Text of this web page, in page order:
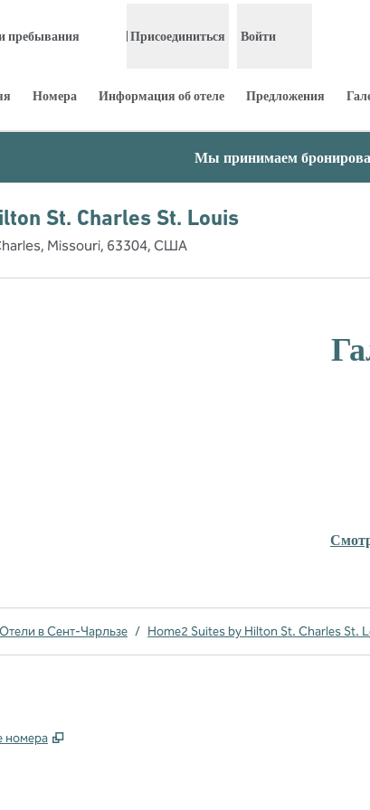
пребывания Присоединиться Войти
Номера Информация об отеле Предложения
Мы принимаем
St. Charles St. Louis
Missouri, 63304, США
Отели в Сент-Чарльзе / Home2 Suites by Hilton St. Charles St.
номера ,